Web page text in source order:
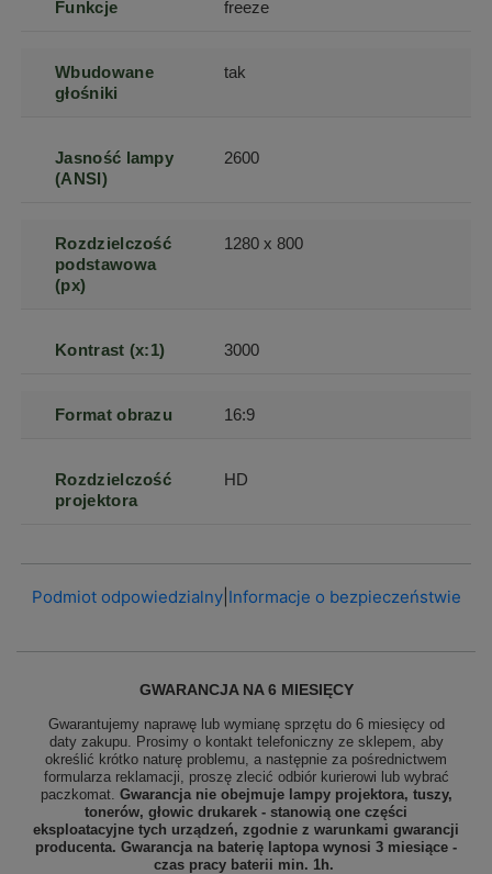
Funkcje freeze
Wbudowane
głośniki
tak
Jasność lampy
(ANSI)
2600
Rozdzielczość
podstawowa
(px)
1280 x 800
Kontrast (x:1) 3000
Format obrazu 16:9
Rozdzielczość
projektora
HD
Podmiot odpowiedzialny| Informacje o bezpieczeństwie
GWARANCJA NA 6 MIESIĘCY
Gwarantujemy naprawę lub wymianę sprzętu do 6 miesięcy od
daty zakupu. Prosimy o kontakt telefoniczny ze sklepem, aby
określić krótko naturę problemu, a następnie za pośrednictwem
formularza reklamacji, proszę zlecić odbiór kurierowi lub wybrać
paczkomat. Gwarancja nie obejmuje lampy projektora, tuszy,
tonerów, głowic drukarek - stanowią one części
eksploatacyjne tych urządzeń, zgodnie z warunkami gwarancji
producenta. Gwarancja na baterię laptopa wynosi 3 miesiące -
czas pracy baterii min. 1h.